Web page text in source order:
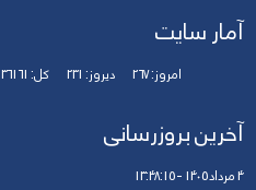
آمار سایت
امروز:267 دیروز:231 کل:36161
آخرین بروزرسانی
4 مرداد 1405 - 13:48:15